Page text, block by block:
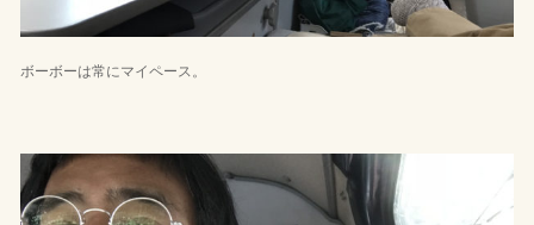
ボーボーは常にマイペース。